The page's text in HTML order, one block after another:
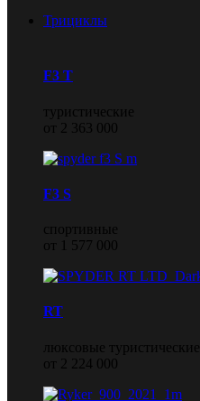
Трициклы
F3 T
туристические
от 2 363 000
F3 S
спортивные
от 1 577 000
RT
люксовые туристические
от 2 224 000